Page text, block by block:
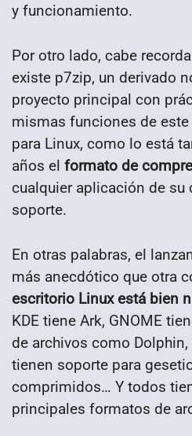
y funcionamiento.
Por otro lado, cabe
existe p7zip, un derivado
proyecto principal con
mismas funciones de
para Linux, como lo está
años el formato de
cualquier aplicación de su
soporte.
En otras palabras, el
más anecdótico que otra
escritorio Linux está bien
KDE tiene Ark, GNOME
de archivos como
tienen soporte para
comprimidos… Y todos
principales formatos de